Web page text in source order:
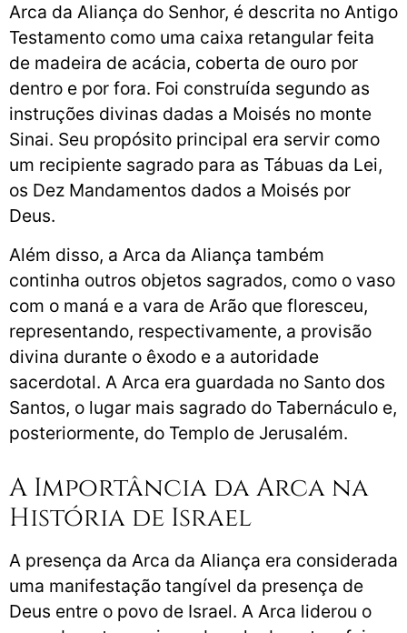
Arca da Aliança do Senhor, é descrita no Antigo
Testamento como uma caixa retangular feita
de madeira de acácia, coberta de ouro por
dentro e por fora. Foi construída segundo as
instruções divinas dadas a Moisés no monte
Sinai. Seu propósito principal era servir como
um recipiente sagrado para as Tábuas da Lei,
os Dez Mandamentos dados a Moisés por
Deus.
Além disso, a Arca da Aliança também
continha outros objetos sagrados, como o vaso
com o maná e a vara de Arão que floresceu,
representando, respectivamente, a provisão
divina durante o êxodo e a autoridade
sacerdotal. A Arca era guardada no Santo dos
Santos, o lugar mais sagrado do Tabernáculo e,
posteriormente, do Templo de Jerusalém.
A Importância da Arca na
História de Israel
A presença da Arca da Aliança era considerada
uma manifestação tangível da presença de
Deus entre o povo de Israel. A Arca liderou o